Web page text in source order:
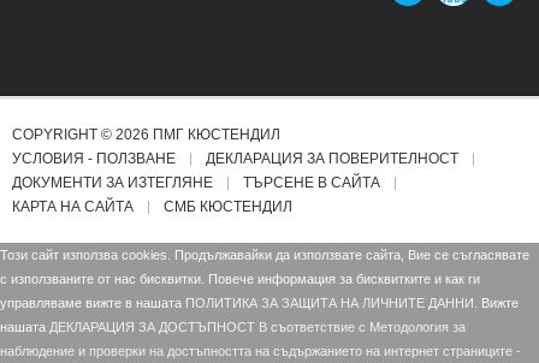
COPYRIGHT © 2026 ПМГ КЮСТЕНДИЛ
УСЛОВИЯ - ПОЛЗВАНЕ
ДЕКЛАРАЦИЯ ЗА ПОВЕРИТЕЛНОСТ
ДОКУМЕНТИ ЗА ИЗТЕГЛЯНЕ
ТЪРСЕНЕ В САЙТА
КАРТА НА САЙТА
СМБ КЮСТЕНДИЛ
Този сайт използва cookies. Продължавайки да използвате сайта, Вие се съгласявате
с използваните от нас бисквитки. Повече информация за бисквитките и как ги
управляваме вижте в нашата ПОЛИТИКА ЗА ЗАЩИТА НА ЛИЧНИТЕ ДАННИ.
Вижте
нашата ДЕКЛАРАЦИЯ ЗА ДОСТЪПНОСТ В съответствие с Mетодология за
наблюдение и проверки на достъпността на съдържанието на интернет страниците -